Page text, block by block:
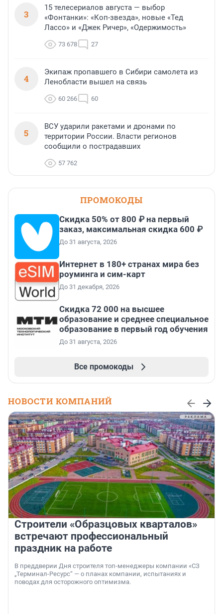
3
15 телесериалов августа — выбор
«Фонтанки»: «Коп-звезда», новые «Тед
Лассо» и «Джек Ричер», «Одержимость»
73 678 27
4
Экипаж пропавшего в Сибири самолета из
Ленобласти вышел на связь
60 266 60
5
ВСУ ударили ракетами и дронами по
территории России. Власти регионов
сообщили о пострадавших
57 762
ПРОМОКОДЫ
Скидка 50% от 800 ₽ на первый
заказ, максимальная скидка 600 ₽
До 31 августа, 2026
Интернет в 180+ странах мира без
роуминга и сим-карт
До 31 декабря, 2026
Скидка 72 000 на высшее
образование и среднее специальное
образование в первый год обучения
До 31 августа, 2026
Все промокоды
НОВОСТИ КОМПАНИЙ
Строители «Образцовых кварталов»
встречают профессиональный
праздник на работе
В преддверии Дня строителя топ-менеджеры компании «СЗ
„Терминал-Ресурс“ — о планах компании, испытаниях и
поводах для осторожного оптимизма.